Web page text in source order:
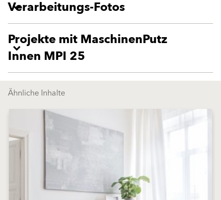
Verarbeitungs-Fotos
Projekte mit MaschinenPutz
Innen MPI 25
Ähnliche Inhalte